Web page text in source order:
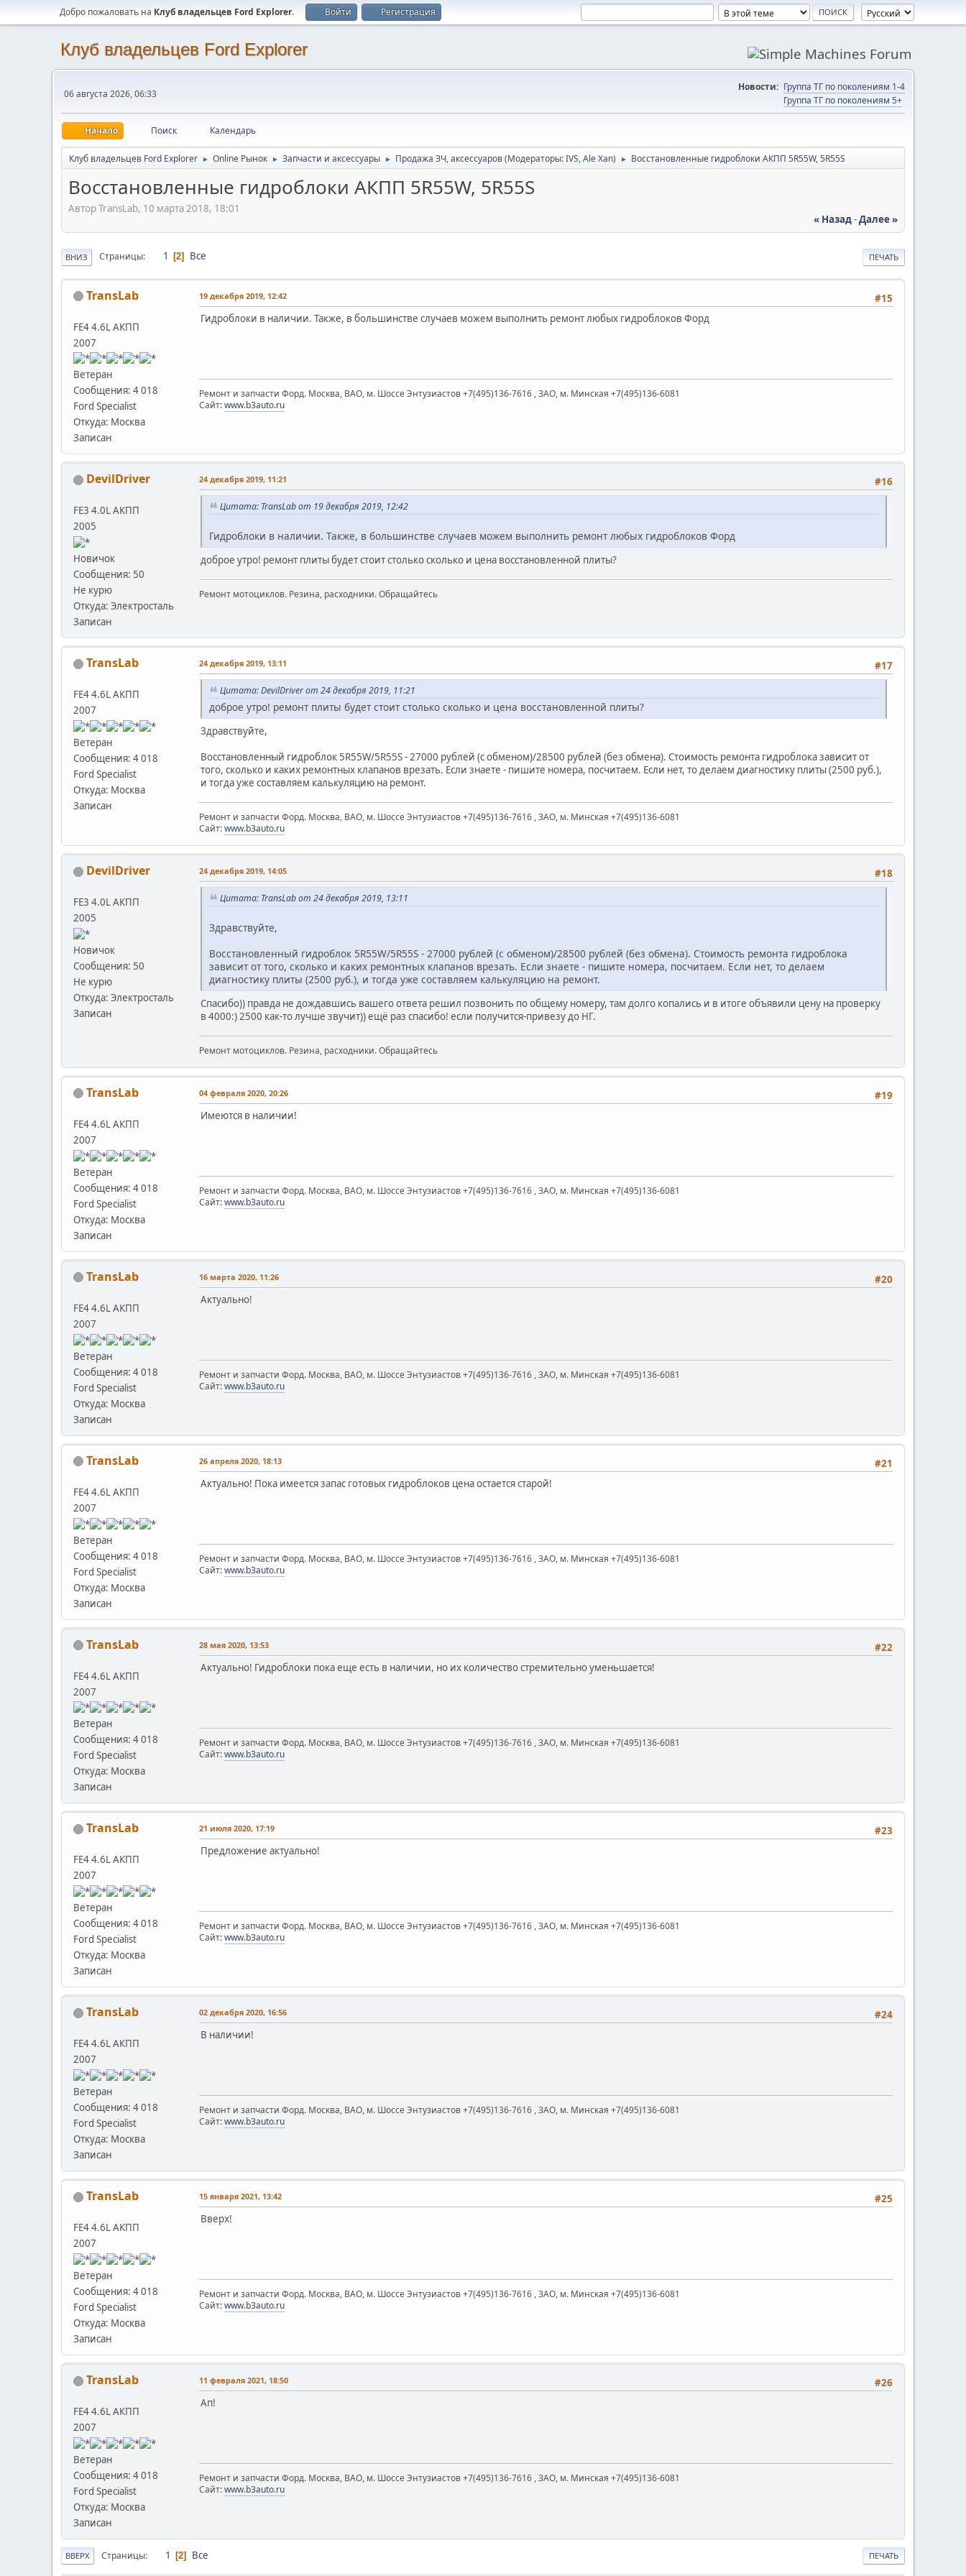
Добро пожаловать на Клуб владельцев Ford Explorer. Войти Регистрация
Клуб владельцев Ford Explorer
06 августа 2026, 06:33
Новости: Группа ТГ по поколениям 1-4
Группа ТГ по поколениям 5+
Начало Поиск Календарь
Клуб владельцев Ford Explorer ► Online Рынок ► Запчасти и аксессуары ► Продажа ЗЧ, аксессуаров(Модераторы:IVS,Ale Xan) ► Восстановленные гидроблоки АКПП 5R55W, 5R55S
Восстановленные гидроблоки АКПП 5R55W, 5R55S
Автор TransLab, 10 марта 2018, 18:01
« Назад-Далее »
ПЕЧАТЬ
ВНИЗ Страницы 1 2 Все
TransLab
FE4 4.6L АКПП
2007
Ветеран
Сообщения: 4 018
Ford Specialist
Откуда: Москва
Записан
#15
19 декабря 2019, 12:42
Гидроблоки в наличии. Также, в большинстве случаев можем выполнить ремонт любых гидроблоков Форд
Ремонт и запчасти Форд. Москва, ВАО, м. Шоссе Энтузиастов +7(495)136-7616 , ЗАО, м. Минская +7(495)136-6081
Сайт:www.b3auto.ru
DevilDriver
FE3 4.0L АКПП
2005
Новичок
Сообщения: 50
Не курю
Откуда: Электросталь
Записан
#16
24 декабря 2019, 11:21
Цитата: TransLab от 19 декабря 2019, 12:42
Гидроблоки в наличии. Также, в большинстве случаев можем выполнить ремонт любых гидроблоков Форд
доброе утро! ремонт плиты будет стоит столько сколько и цена восстановленной плиты?
Ремонт мотоциклов. Резина, расходники. Обращайтесь
TransLab
FE4 4.6L АКПП
2007
Ветеран
Сообщения: 4 018
Ford Specialist
Откуда: Москва
Записан
#17
24 декабря 2019, 13:11
Цитата: DevilDriver от 24 декабря 2019, 11:21
доброе утро! ремонт плиты будет стоит столько сколько и цена восстановленной плиты?
Здравствуйте,
Восстановленный гидроблок 5R55W/5R55S - 27000 рублей (с обменом)/28500 рублей (без обмена). Стоимость ремонта гидроблока зависит от
того, сколько и каких ремонтных клапанов врезать. Если знаете - пишите номера, посчитаем. Если нет, то делаем диагностику плиты (2500 руб.),
и тогда уже составляем калькуляцию на ремонт.
Ремонт и запчасти Форд. Москва, ВАО, м. Шоссе Энтузиастов +7(495)136-7616 , ЗАО, м. Минская +7(495)136-6081
Сайт:www.b3auto.ru
DevilDriver
FE3 4.0L АКПП
2005
Новичок
Сообщения: 50
Не курю
Откуда: Электросталь
Записан
#18
24 декабря 2019, 14:05
Цитата: TransLab от 24 декабря 2019, 13:11
Здравствуйте,
Восстановленный гидроблок 5R55W/5R55S - 27000 рублей (с обменом)/28500 рублей (без обмена). Стоимость ремонта гидроблока
зависит от того, сколько и каких ремонтных клапанов врезать. Если знаете - пишите номера, посчитаем. Если нет, то делаем
диагностику плиты (2500 руб.), и тогда уже составляем калькуляцию на ремонт.
Спасибо)) правда не дождавшись вашего ответа решил позвонить по общему номеру, там долго копались и в итоге объявили цену на проверку
в 4000:) 2500 как-то лучше звучит)) ещё раз спасибо! если получится-привезу до НГ.
Ремонт мотоциклов. Резина, расходники. Обращайтесь
TransLab
FE4 4.6L АКПП
2007
Ветеран
Сообщения: 4 018
Ford Specialist
Откуда: Москва
Записан
#19
04 февраля 2020, 20:26
Имеются в наличии!
Ремонт и запчасти Форд. Москва, ВАО, м. Шоссе Энтузиастов +7(495)136-7616 , ЗАО, м. Минская +7(495)136-6081
Сайт:www.b3auto.ru
TransLab
FE4 4.6L АКПП
2007
Ветеран
Сообщения: 4 018
Ford Specialist
Откуда: Москва
Записан
#20
16 марта 2020, 11:26
Актуально!
Ремонт и запчасти Форд. Москва, ВАО, м. Шоссе Энтузиастов +7(495)136-7616 , ЗАО, м. Минская +7(495)136-6081
Сайт:www.b3auto.ru
TransLab
FE4 4.6L АКПП
2007
Ветеран
Сообщения: 4 018
Ford Specialist
Откуда: Москва
Записан
#21
26 апреля 2020, 18:13
Актуально! Пока имеется запас готовых гидроблоков цена остается старой!
Ремонт и запчасти Форд. Москва, ВАО, м. Шоссе Энтузиастов +7(495)136-7616 , ЗАО, м. Минская +7(495)136-6081
Сайт:www.b3auto.ru
TransLab
FE4 4.6L АКПП
2007
Ветеран
Сообщения: 4 018
Ford Specialist
Откуда: Москва
Записан
#22
28 мая 2020, 13:53
Актуально! Гидроблоки пока еще есть в наличии, но их количество стремительно уменьшается!
Ремонт и запчасти Форд. Москва, ВАО, м. Шоссе Энтузиастов +7(495)136-7616 , ЗАО, м. Минская +7(495)136-6081
Сайт:www.b3auto.ru
TransLab
FE4 4.6L АКПП
2007
Ветеран
Сообщения: 4 018
Ford Specialist
Откуда: Москва
Записан
#23
21 июля 2020, 17:19
Предложение актуально!
Ремонт и запчасти Форд. Москва, ВАО, м. Шоссе Энтузиастов +7(495)136-7616 , ЗАО, м. Минская +7(495)136-6081
Сайт:www.b3auto.ru
TransLab
FE4 4.6L АКПП
2007
Ветеран
Сообщения: 4 018
Ford Specialist
Откуда: Москва
Записан
#24
02 декабря 2020, 16:56
В наличии!
Ремонт и запчасти Форд. Москва, ВАО, м. Шоссе Энтузиастов +7(495)136-7616 , ЗАО, м. Минская +7(495)136-6081
Сайт:www.b3auto.ru
TransLab
FE4 4.6L АКПП
2007
Ветеран
Сообщения: 4 018
Ford Specialist
Откуда: Москва
Записан
#25
15 января 2021, 13:42
Вверх!
Ремонт и запчасти Форд. Москва, ВАО, м. Шоссе Энтузиастов +7(495)136-7616 , ЗАО, м. Минская +7(495)136-6081
Сайт:www.b3auto.ru
TransLab
FE4 4.6L АКПП
2007
Ветеран
Сообщения: 4 018
Ford Specialist
Откуда: Москва
Записан
#26
11 февраля 2021, 18:50
Ап!
Ремонт и запчасти Форд. Москва, ВАО, м. Шоссе Энтузиастов +7(495)136-7616 , ЗАО, м. Минская +7(495)136-6081
Сайт:www.b3auto.ru
ПЕЧАТЬ
ВВЕРХ Страницы 1 2 Все